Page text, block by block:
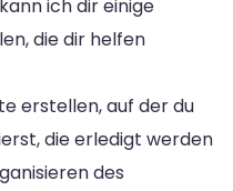
ich dir einige
die dir helfen
erstellen, auf der du
die erledigt werden
des